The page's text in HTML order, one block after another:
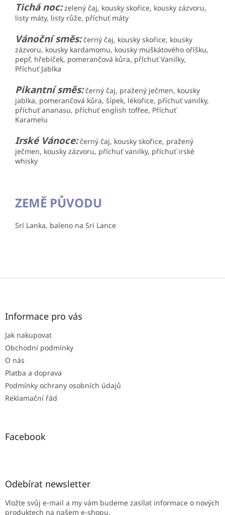
Tichá noc:zelený čaj, kousky skořice, kousky zázvoru,
listy máty, listy růže, příchuť máty
Vánoční směs:černý čaj, kousky skořice, kousky
zázvoru, kousky kardamomu, kousky muškátového oříšku,
pepř, hřebíček, pomerančová kůra, příchuť Vanilky,
Příchuť Jablka
Pikantní směs:černý čaj, pražený ječmen, kousky
jablka, pomerančová kůra, šípek, lékořice, příchuť vanilky,
příchuť ananasu, příchuť english toffee, Příchuť
Karamelu
Irské Vánoce:černý čaj, kousky skořice, pražený
ječmen, kousky zázvoru, příchuť vanilky, příchuť irské
whisky
ZEMĚ PŮVODU
Srí Lanka, baleno na Srí Lance
Z
Informace pro vás
Jak nakupovat
Obchodní podmínky
O nás
Platba a doprava
Podmínky ochrany osobních údajů
Reklamační řád
Facebook
Odebírat newsletter
Vložte svůj e-mail a my vám budeme zasílat informace o nových
produktech na našem e-shopu.